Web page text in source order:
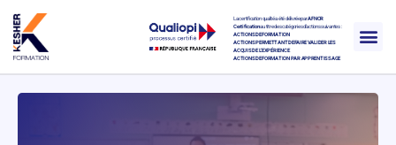
La certification qualité a été délivrée parAFNOR
Certificationau titre des catégories d’actions suivantes :
ACTIONS DE FORMATION
ACTIONS PERMETTANT DE FAIRE VALIDER LES
ACQUIS DE L’EXPÉRIENCE
ACTIONS DE FORMATION PAR APPRENTISSAGE